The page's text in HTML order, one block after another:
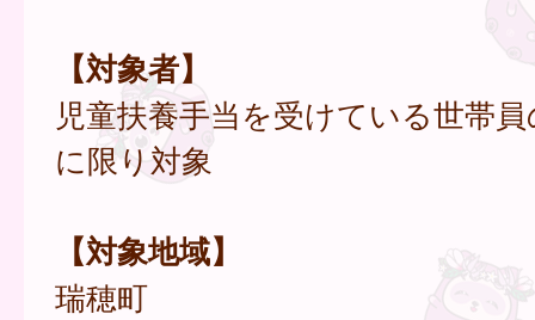
【対象者】
児童扶養手当を受けている世帯
に限り対象
【対象地域】
瑞穂町